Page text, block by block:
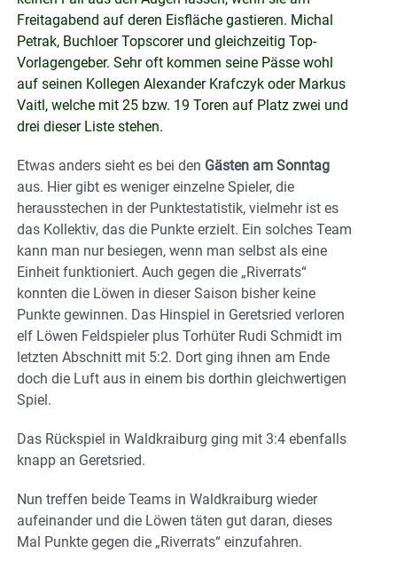
Freitagabend auf deren Eisfläche gastieren. Michal
Petrak, Buchloer Topscorer und gleichzeitig Top-
Vorlagengeber. Sehr oft kommen seine Pässe wohl
auf seinen Kollegen Alexander Krafczyk oder Markus
Vaitl, welche mit 25 bzw. 19 Toren auf Platz zwei und
drei dieser Liste stehen.
Etwas anders sieht es bei den Gästen am Sonntag
aus. Hier gibt es weniger einzelne Spieler, die
herausstechen in der Punktestatistik, vielmehr ist es
das Kollektiv, das die Punkte erzielt. Ein solches Team
kann man nur besiegen, wenn man selbst als eine
Einheit funktioniert. Auch gegen die „Riverrats“
konnten die Löwen in dieser Saison bisher keine
Punkte gewinnen. Das Hinspiel in Geretsried verloren
elf Löwen Feldspieler plus Torhüter Rudi Schmidt im
letzten Abschnitt mit 5:2. Dort ging ihnen am Ende
doch die Luft aus in einem bis dorthin gleichwertigen
Spiel.
Das Rückspiel in Waldkraiburg ging mit 3:4 ebenfalls
knapp an Geretsried.
Nun treffen beide Teams in Waldkraiburg wieder
aufeinander und die Löwen täten gut daran, dieses
Mal Punkte gegen die „Riverrats“ einzufahren.